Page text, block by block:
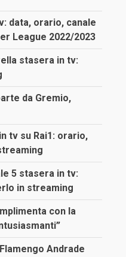
data, orario, canale
League 2022/2023
stasera in tv:
da Gremio,
tv su Rai1: orario,
5 stasera in tv:
in streaming
con la
Andrade